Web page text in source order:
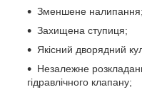
Зменшене налипання;
Захищена ступиця;
Якісний дворядний
Незалежне
гідравлічного клапану;